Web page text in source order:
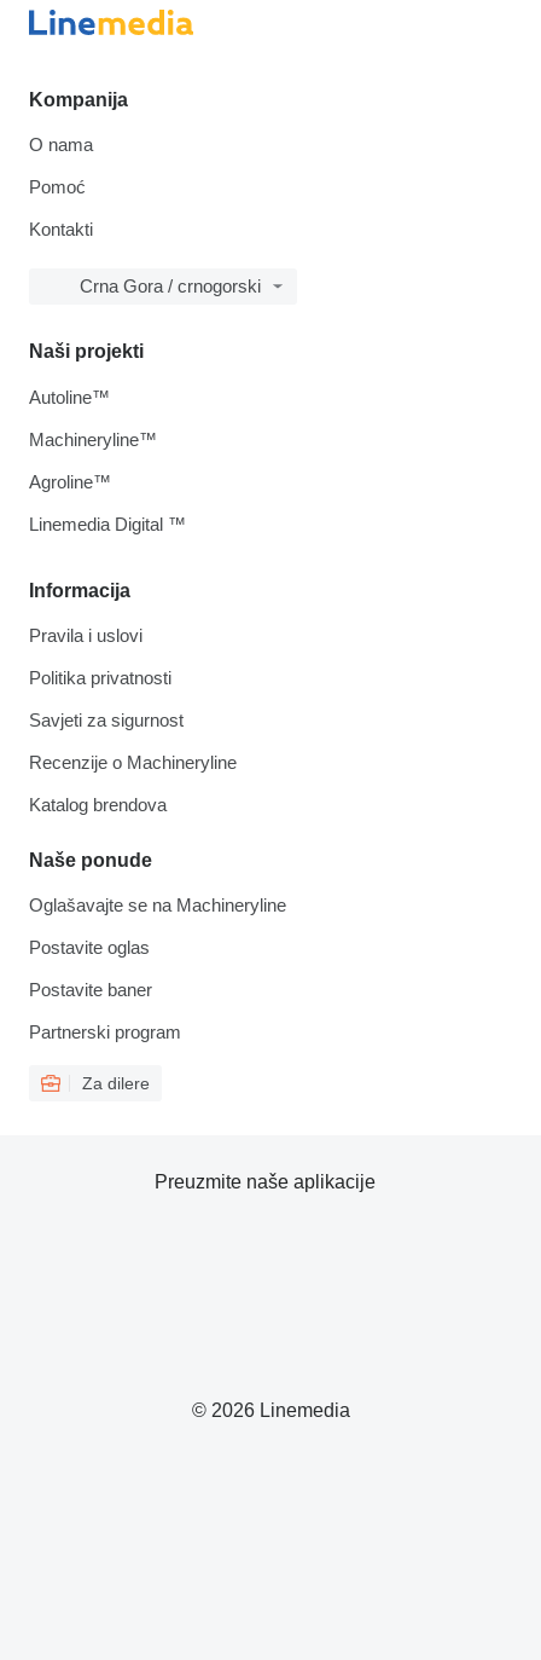
Kompanija
O nama
Pomoć
Kontakti
Crna Gora / crnogorski
Informacija
Pravila i uslovi
Politika privatnosti
Savjeti za sigurnost
Recenzije o Machineryline
Katalog brendova
Naše ponude
Oglašavajte se na Machineryline
Postavite oglas
Postavite baner
Partnerski program
Za dilere
Naši projekti
Autoline™
Machineryline™
Agroline™
Linemedia Digital ™
© 2026 Linemedia
Preuzmite naše aplikacije